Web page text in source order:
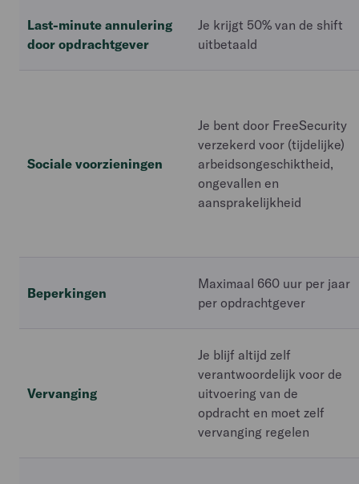
Last-minute annulering
door opdrachtgever
Je krijgt 50% van de shift
uitbetaald
Sociale voorzieningen
Je bent door FreeSecurity
verzekerd voor (tijdelijke)
arbeidsongeschiktheid,
ongevallen en
aansprakelijkheid
Beperkingen
Maximaal 660 uur per jaar
per opdrachtgever
Vervanging
Je blijf altijd zelf
verantwoordelijk voor de
uitvoering van de
opdracht en moet zelf
vervanging regelen